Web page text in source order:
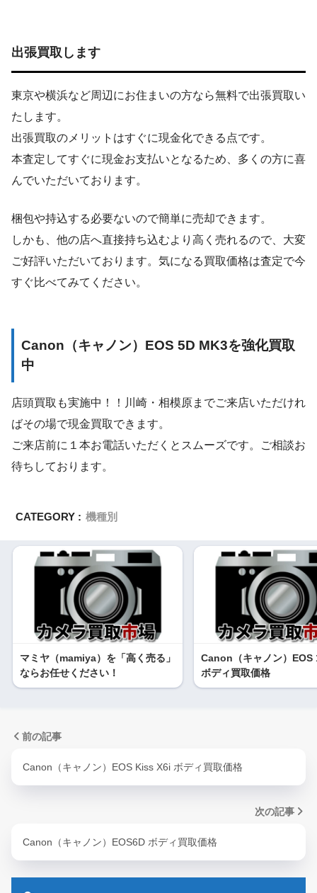
出張買取します
東京や横浜など周辺にお住まいの方なら無料で出張買取い
たします。
出張買取のメリットはすぐに現金化できる点です。
本査定してすぐに現金お支払いとなるため、多くの方に喜
んでいただいております。
梱包や持込する必要ないので簡単に売却できます。
しかも、他の店へ直接持ち込むより高く売れるので、大変
ご好評いただいております。気になる買取価格は査定で今
すぐ比べてみてください。
Canon（キャノン）EOS 5D MK3を強化買取
中
店頭買取も実施中！！川崎・相模原までご来店いただけれ
ばその場で現金買取できます。
ご来店前に１本お電話いただくとスムーズです。ご相談お
待ちしております。
CATEGORY : 機種別
マミヤ（mamiya）を「高く売る」
ならお任せください！
Canon（キャノン）EOS
ボディ買取価格
前の記事
Canon（キャノン）EOS Kiss X6i ボディ買取価格
次の記事
Canon（キャノン）EOS6D ボディ買取価格